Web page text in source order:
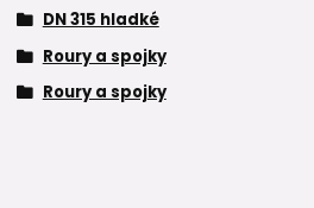
DN 315 hladké
Roury a spojky
Roury a spojky